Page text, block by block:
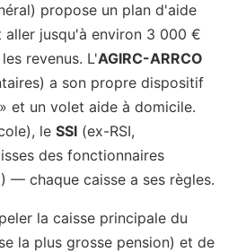
propose un plan d'aide
aller jusqu'à environ 3 000 €
revenus. L'AGIRC-ARRCO
a son propre dispositif
» et un volet aide à domicile.
le SSI (ex-RSI,
des fonctionnaires
— chaque caisse a ses règles.
la caisse principale du
la plus grosse pension) et de